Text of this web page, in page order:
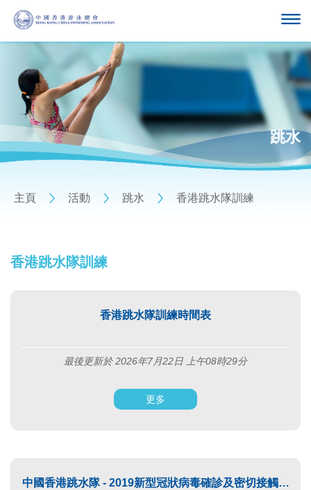
跳水
主頁 活動 跳水 香港跳水隊訓練
香港跳水隊訓練
香港跳水隊訓練時間表
最後更新於 2026年7月22日 上午08時29分
更多
中國香港跳水隊 - 2019新型冠狀病毒確診及密切接觸者